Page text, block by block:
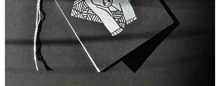
Voir l'œuvre